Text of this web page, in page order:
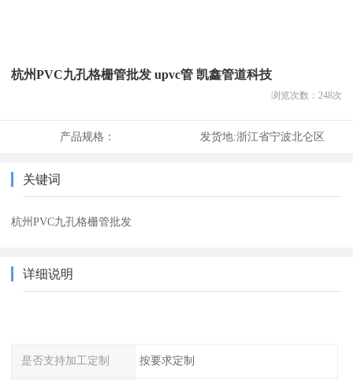
杭州PVC九孔格栅管批发 upvc管 凯鑫管道科技
浏览次数： 248次
产品规格： 发货地:浙江省宁波北仑区
关键词
杭州PVC九孔格栅管批发
详细说明
是否支持加工定制 按要求定制